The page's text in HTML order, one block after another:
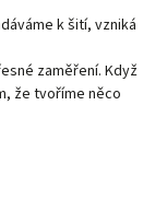
k šití, vzniká
zaměření. Když
že tvoříme něco